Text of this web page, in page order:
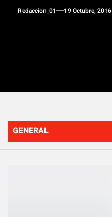
Redaccion_01 19 Octubre, 2016
GENERAL